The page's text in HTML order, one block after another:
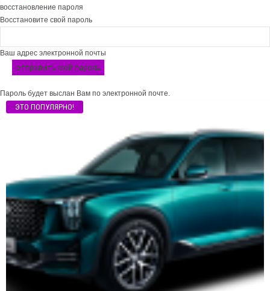
восстановление пароля
Восстановите свой пароль
Ваш адрес электронной почты
Пароль будет выслан Вам по электронной почте.
ЭТО ПОПУЛЯРНО!